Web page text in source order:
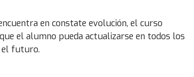
en constate evolución, el curso
el alumno pueda actualizarse en todos los
el futuro.